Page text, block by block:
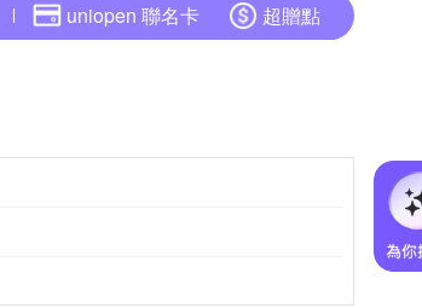
uniopen 聯名卡 超贈點